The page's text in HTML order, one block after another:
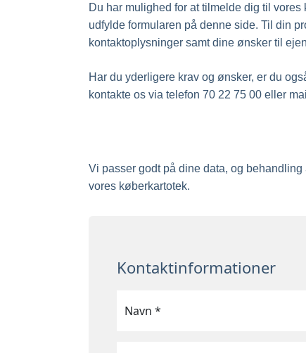
Du har mulighed for at tilmelde dig til
udfylde formularen på denne side. Til din
kontaktoplysninger samt dine ønsker til
Har du yderligere krav og ønsker, er du
kontakte os via telefon 70 22 75 00 eller
Vi passer godt på dine data, og
vores køberkartotek.
Kontaktinformationer
Navn *